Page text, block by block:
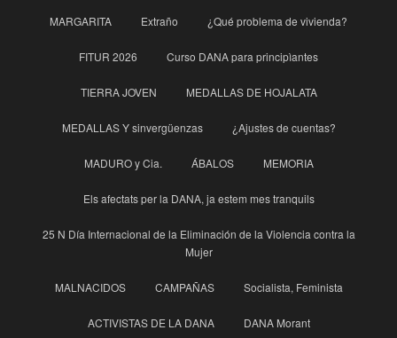
MARGARITA Extraño ¿Qué problema de vivienda?
FITUR 2026 Curso DANA para principìantes
TIERRA JOVEN MEDALLAS DE HOJALATA
MEDALLAS Y sinvergüenzas ¿Ajustes de cuentas?
MADURO y Cia. ÁBALOS MEMORIA
Els afectats per la DANA, ja estem mes tranquils
25 N Día Internacional de la Eliminación de la Violencia contra la
Mujer
MALNACIDOS CAMPAÑAS Socialista, Feminista
ACTIVISTAS DE LA DANA DANA Morant